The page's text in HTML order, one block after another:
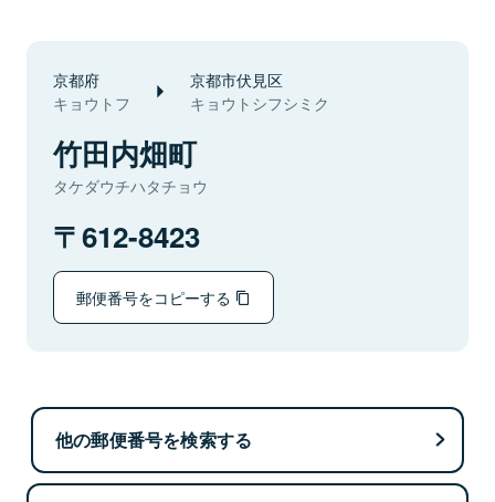
京都府
キョウトフ
京都市伏見区
キョウトシフシミク
竹田内畑町
タケダウチハタチョウ
612-8423
郵便番号をコピーする
他の郵便番号を検索する